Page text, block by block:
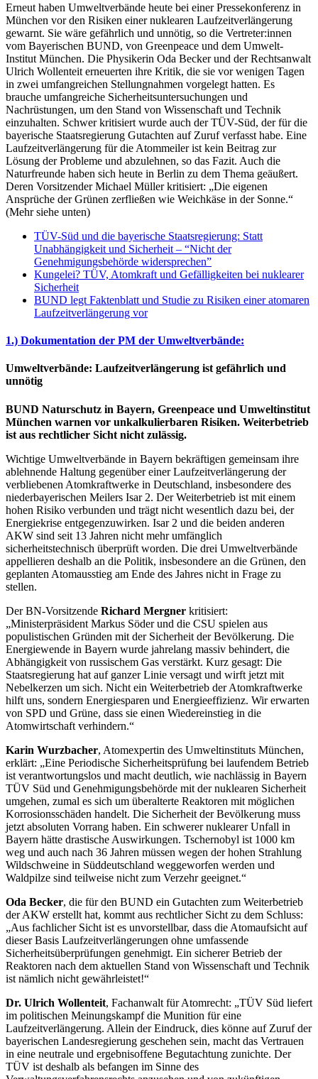
Erneut haben Umweltverbände heute bei einer Pressekonferenz in
München vor den Risiken einer nuklearen Laufzeitverlängerung
gewarnt. Sie wäre gefährlich und unnötig, so die Vertreter:innen
vom Bayerischen BUND, von Greenpeace und dem Umwelt-
Institut München. Die Physikerin Oda Becker und der Rechtsanwalt
Ulrich Wollenteit erneuerten ihre Kritik, die sie vor wenigen Tagen
in zwei umfangreichen Stellungnahmen vorgelegt hatten. Es
brauche umfangreiche Sicherheitsuntersuchungen und
Nachrüstungen, um den Stand von Wissenschaft und Technik
einzuhalten. Schwer kritisiert wurde auch der TÜV-Süd, der für die
bayerische Staatsregierung Gutachten auf Zuruf verfasst habe. Eine
Laufzeitverlängerung für die Atommeiler ist kein Beitrag zur
Lösung der Probleme und abzulehnen, so das Fazit. Auch die
Naturfreunde haben sich heute in Berlin zu dem Thema geäußert.
Deren Vorsitzender Michael Müller kritisiert: „Die eigenen
Ansprüche der Grünen zerfließen wie Weichkäse in der Sonne.“
(Mehr siehe unten)
TÜV-Süd und die bayerische Staatsregierung: Statt
Unabhängigkeit und Sicherheit – “Nicht der
Genehmigungsbehörde widersprechen”
Kungelei? TÜV, Atomkraft und Gefälligkeiten bei nuklearer
Sicherheit
BUND legt Faktenblatt und Studie zu Risiken einer atomaren
Laufzeitverlängerung vor
1.) Dokumentation der PM der Umweltverbände:
Umweltverbände: Laufzeitverlängerung ist gefährlich und
unnötig
BUND Naturschutz in Bayern, Greenpeace und Umweltinstitut
München warnen vor unkalkulierbaren Risiken. Weiterbetrieb
ist aus rechtlicher Sicht nicht zulässig.
Wichtige Umweltverbände in Bayern bekräftigen gemeinsam ihre
ablehnende Haltung gegenüber einer Laufzeitverlängerung der
verbliebenen Atomkraftwerke in Deutschland, insbesondere des
niederbayerischen Meilers Isar 2. Der Weiterbetrieb ist mit einem
hohen Risiko verbunden und trägt nicht wesentlich dazu bei, der
Energiekrise entgegenzuwirken. Isar 2 und die beiden anderen
AKW sind seit 13 Jahren nicht mehr umfänglich
sicherheitstechnisch überprüft worden. Die drei Umweltverbände
appellieren deshalb an die Politik, insbesondere an die Grünen, den
geplanten Atomausstieg am Ende des Jahres nicht in Frage zu
stellen.
Der BN-Vorsitzende Richard Mergner kritisiert:
„Ministerpräsident Markus Söder und die CSU spielen aus
populistischen Gründen mit der Sicherheit der Bevölkerung. Die
Energiewende in Bayern wurde jahrelang massiv behindert, die
Abhängigkeit von russischem Gas verstärkt. Kurz gesagt: Die
Staatsregierung hat auf ganzer Linie versagt und wirft jetzt mit
Nebelkerzen um sich. Nicht ein Weiterbetrieb der Atomkraftwerke
hilft uns, sondern Energiesparen und Energieeffizienz. Wir erwarten
von SPD und Grüne, dass sie einen Wiedereinstieg in die
Atomwirtschaft verhindern.“
Karin Wurzbacher, Atomexpertin des Umweltinstituts München,
erklärt: „Eine Periodische Sicherheitsprüfung bei laufendem Betrieb
ist verantwortungslos und macht deutlich, wie nachlässig in Bayern
TÜV Süd und Genehmigungsbehörde mit der nuklearen Sicherheit
umgehen, zumal es sich um überalterte Reaktoren mit möglichen
Korrosionsschäden handelt. Die Sicherheit der Bevölkerung muss
jetzt absoluten Vorrang haben. Ein schwerer nuklearer Unfall in
Bayern hätte drastische Auswirkungen. Tschernobyl ist 1000 km
weg und auch nach 36 Jahren müssen wegen der hohen Strahlung
Wildschweine in Süddeutschland weggeworfen werden und
Waldpilze sind teilweise nicht zum Verzehr geeignet.“
Oda Becker, die für den BUND ein Gutachten zum Weiterbetrieb
der AKW erstellt hat, kommt aus rechtlicher Sicht zu dem Schluss:
„Aus fachlicher Sicht ist es unvorstellbar, dass die Atomaufsicht auf
dieser Basis Laufzeitverlängerungen ohne umfassende
Sicherheitsüberprüfungen genehmigt. Ein sicherer Betrieb der
Reaktoren nach dem aktuellen Stand von Wissenschaft und Technik
ist nämlich nicht gewährleistet!“
Dr. Ulrich Wollenteit, Fachanwalt für Atomrecht: „TÜV Süd liefert
im politischen Meinungskampf die Munition für eine
Laufzeitverlängerung. Allein der Eindruck, dies könne auf Zuruf der
bayerischen Landesregierung geschehen sein, macht das Vertrauen
in eine neutrale und ergebnisoffene Begutachtung zunichte. Der
TÜV ist deshalb als befangen im Sinne des